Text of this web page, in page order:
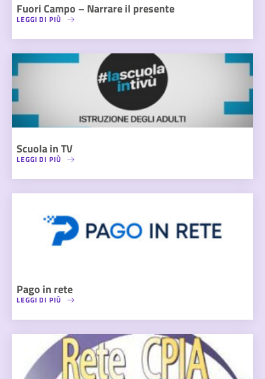
Fuori Campo – Narrare il presente
LEGGI DI PIÙ
Scuola in TV
LEGGI DI PIÙ
Pago in rete
LEGGI DI PIÙ